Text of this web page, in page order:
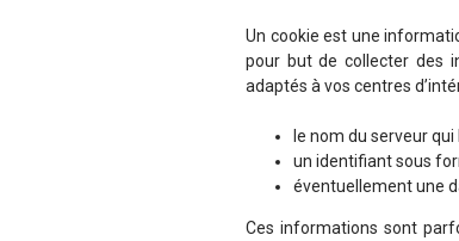
Un cookie est une
pour but de collecter des
adaptés à vos centres
le nom du serveur qui
un identifiant sous
éventuellement une
Ces informations sont